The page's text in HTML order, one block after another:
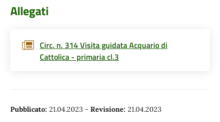
Allegati
Circ. n. 314 Visita guidata Acquario di
Cattolica - primaria cl.3
Pubblicato: 21.04.2023 - Revisione: 21.04.2023